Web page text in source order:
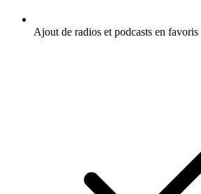
Ajout de radios et podcasts en favoris